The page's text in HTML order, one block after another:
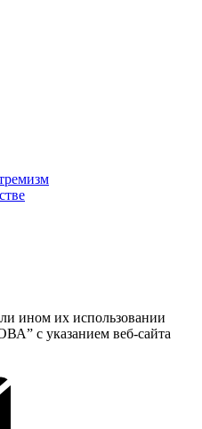
ином их использовании
с указанием веб-сайта